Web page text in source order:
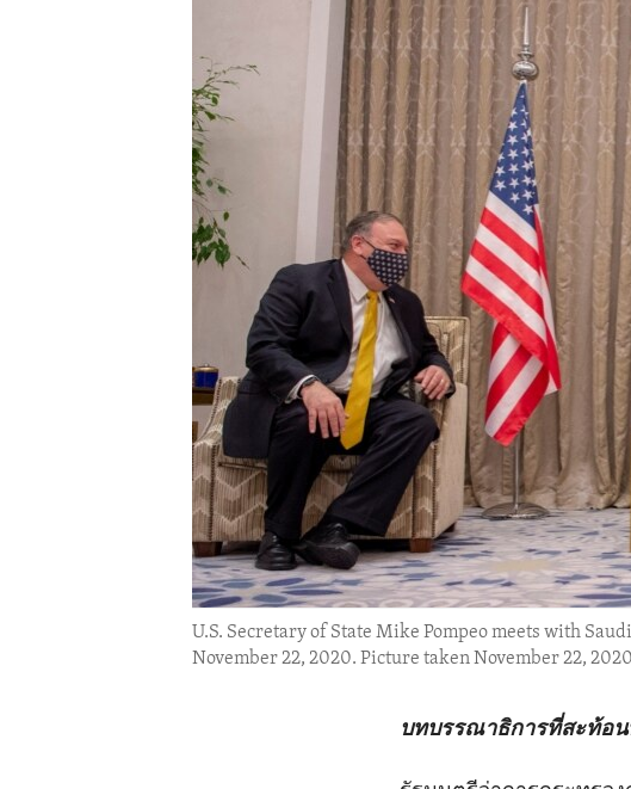
U.S. Secretary of State Mike Pompeo meets with
November 22, 2020. Picture taken November 22,
บทบรรณาธิการที่สะท้อ